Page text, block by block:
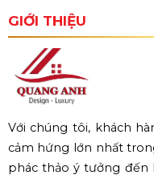
GIỚI THIỆU
Với chúng tôi, khách
cảm hứng lớn nhất
phác thảo ý tưởng đến